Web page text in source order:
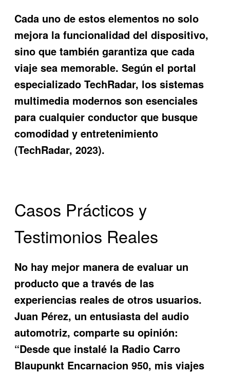
Cada uno de estos elementos no solo
mejora la funcionalidad del dispositivo,
sino que también garantiza que cada
viaje sea memorable. Según el portal
especializado TechRadar, los sistemas
multimedia modernos son esenciales
para cualquier conductor que busque
comodidad y entretenimiento
(TechRadar, 2023).
Casos Prácticos y
Testimonios Reales
No hay mejor manera de evaluar un
producto que a través de las
experiencias reales de otros usuarios.
Juan Pérez, un entusiasta del audio
automotriz, comparte su opinión:
“Desde que instalé la Radio Carro
Blaupunkt Encarnacion 950, mis viajes